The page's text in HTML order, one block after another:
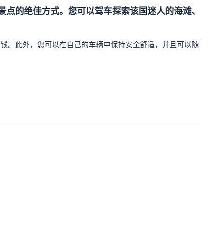
的绝佳方式。您可以驾车探索该国迷人的海滩、
。此外，您可以在自己的车辆中保持安全舒适，并且可以随